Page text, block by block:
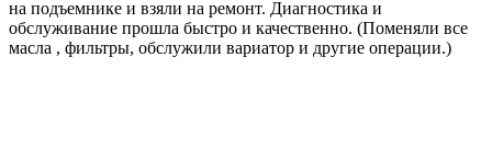
на подъемнике и взяли на ремонт. Диагностика и
обслуживание прошла быстро и качественно. (Поменяли все
масла , фильтры, обслужили вариатор и другие операции.)